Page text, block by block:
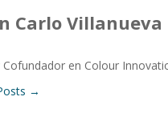
Carlo Villanueva
Cofundador en Colour
→